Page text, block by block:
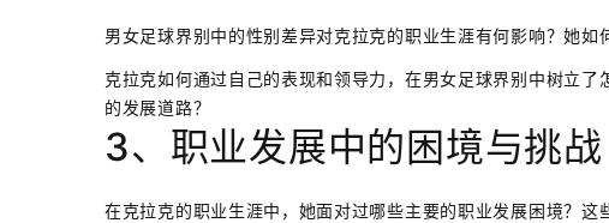
男女足球界别中的性别差异对克拉克的职业生涯有何影响？她如
克拉克如何通过自己的表现和领导力，在男女足球界别中树立
的发展道路？
3、职业发展中的困境与挑战
在克拉克的职业生涯中，她面对过哪些主要的职业发展困境？这